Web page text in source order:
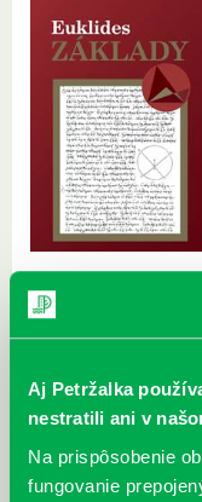
Aj Petržalka
nestratili ani v
Na prispôsobenie
fungovanie